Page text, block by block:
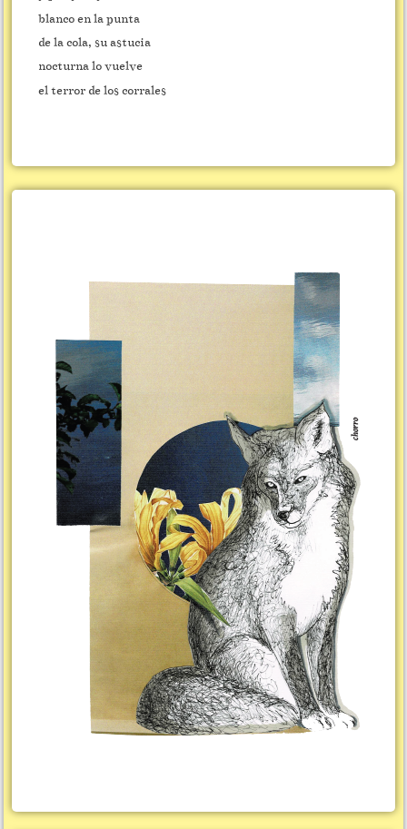
blanco en la punta
de la cola, su astucia
nocturna lo vuelve
el terror de los corrales